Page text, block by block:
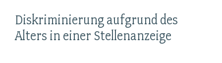
Diskriminierung aufgrund des
Alters in einer Stellenanzeige